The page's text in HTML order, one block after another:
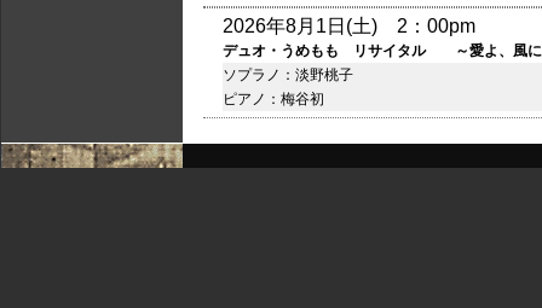
2026年8月1日(土) 2：00pm
デュオ・うめもも リサイタル ～愛よ、風に
ソプラノ：淡野桃子
ピアノ：梅谷初